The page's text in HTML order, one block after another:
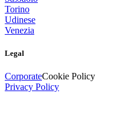
Torino
Udinese
Venezia
Legal
CorporateCookie Policy
Privacy Policy